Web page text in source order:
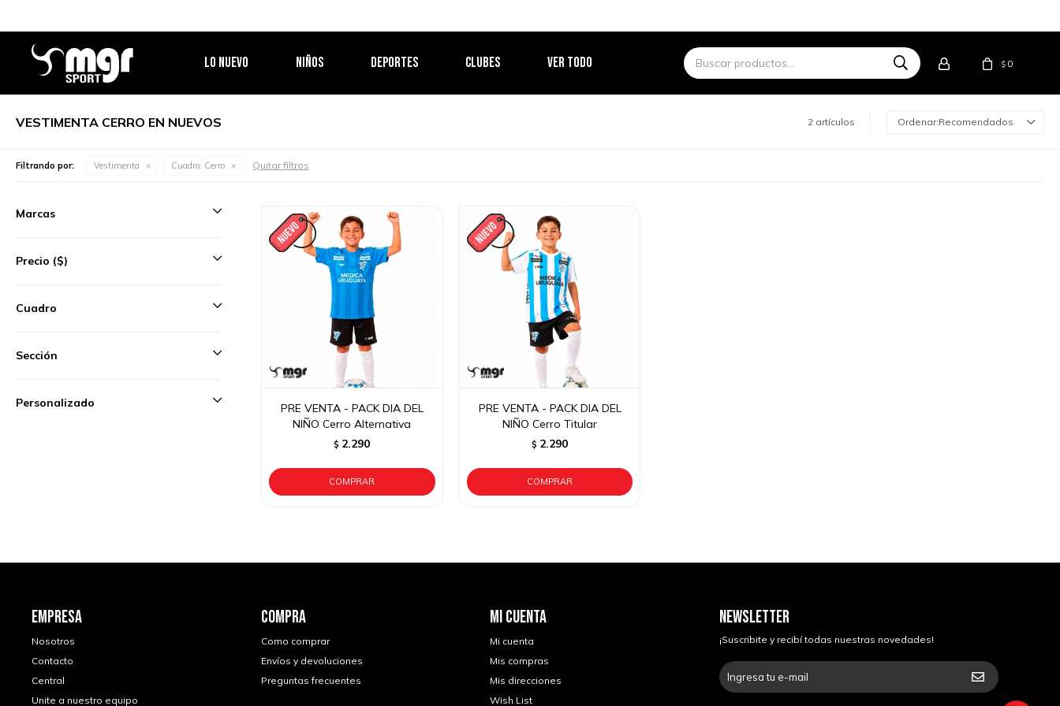
LO NUEVO NIÑOS DEPORTES CLUBES VER TODO $ 0
VESTIMENTA CERRO EN NUEVOS 2 artículos Recomendados
Filtrando por: Vestimenta Cuadro: Cerro Quitar filtros
PRE VENTA - PACK DIA DEL
NIÑO Cerro Alternativa
$ 2.290
PRE VENTA - PACK DIA DEL
NIÑO Cerro Titular
$ 2.290
Marcas
Precio ($)
Cuadro
Sección
Personalizado
EMPRESA
Nosotros
Contacto
Central
Unite a nuestro equipo
COMPRA
Como comprar
Envíos y devoluciones
Preguntas frecuentes
MI CUENTA
Mi cuenta
Mis compras
Mis direcciones
Wish List
NEWSLETTER
¡Suscribite y recibí todas nuestras novedades!